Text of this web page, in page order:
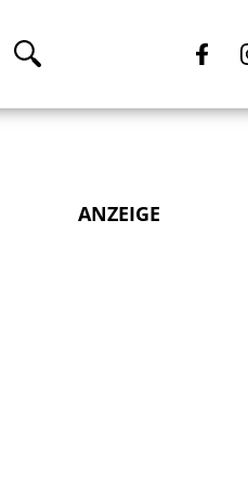
ANZEIGE